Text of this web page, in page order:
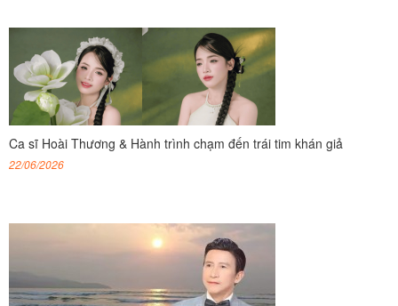
Ca sĩ Hoài Thương & Hành trình chạm đến trái tim khán giả
22/06/2026